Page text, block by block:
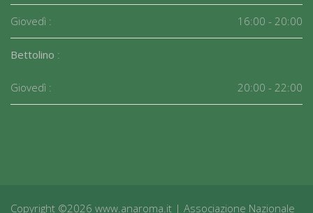
Giovedì : 16:00 - 20:00
Bettolino :
Giovedì : 20:00 - 22:00
Copyright ©2026 www.anaroma.it | Associazione Nazionale